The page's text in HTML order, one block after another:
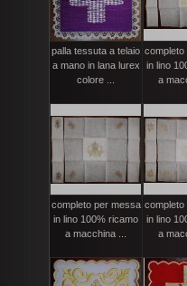
palla tessuta a telaio
a mano in lana lurex
colore ...
completo
in lino
a
completo per messa
in lino 100% ricamo
a macchina ...
completo
in lino
a